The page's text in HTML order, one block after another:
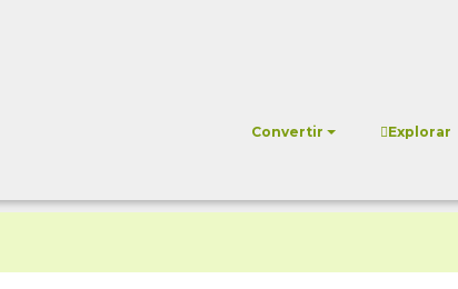
Convertir Explorar